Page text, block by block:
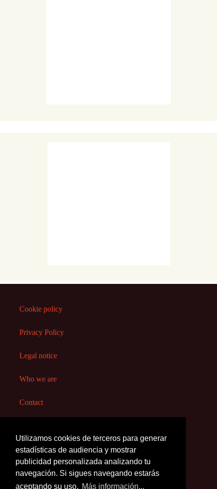
Utilizamos cookies de terceros para generar
estadísticas de audiencia y mostrar
publicidad personalizada analizando tu
navegación. Si sigues navegando estarás
aceptando su uso. Más información...
Cookie policy
Privacy Policy
Legal notice
Who we are
Contact
Copyright 2020-My Early
Childhood